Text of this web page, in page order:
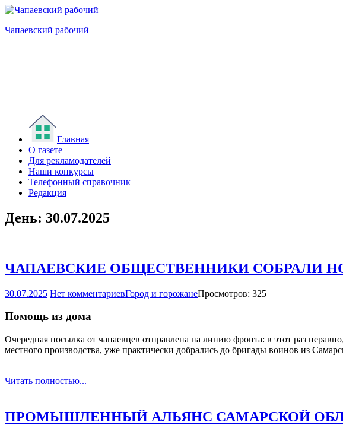
Перейти
содержимому
Чапаевский рабочий
Главная
О газете
Для рекламодателей
Наши конкурсы
Телефонный справочник
Редакция
День: 30.07.2025
ЧАПАЕВСКИЕ ОБЩЕСТВЕННИКИ СОБРАЛИ
30.07.2025 Нет комментариевГород и горожанеПросмотров: 325
Помощь из дома
Очередная посылка от чапаевцев отправлена на линию фронта: в этот раз
местного производства, уже практически добрались до бригады воинов из
Читать полностью...
ПРОМЫШЛЕННЫЙ АЛЬЯНС САМАРСКОЙ